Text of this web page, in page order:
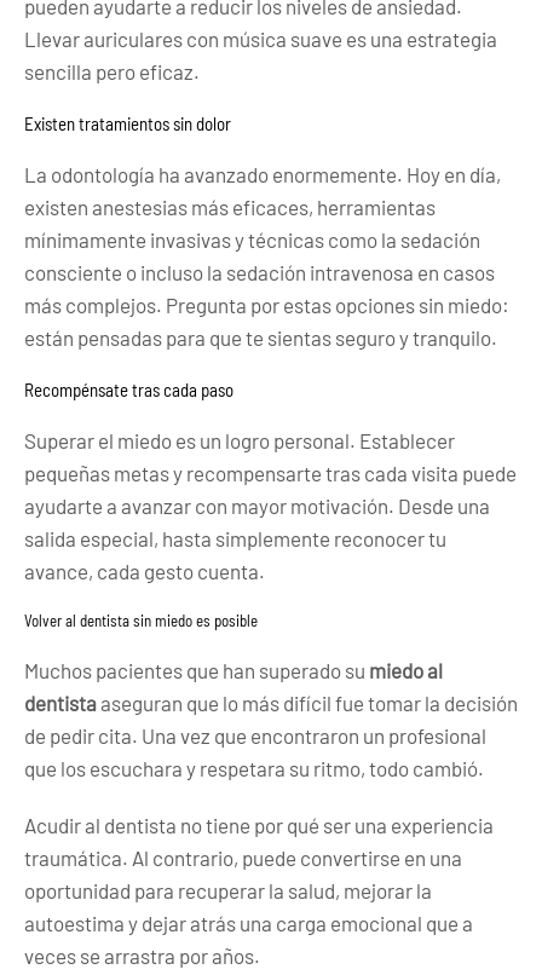
pueden ayudarte a reducir los niveles de ansiedad.
Llevar auriculares con música suave es una estrategia
sencilla pero eficaz.
Existen tratamientos sin dolor
La odontología ha avanzado enormemente. Hoy en día,
existen anestesias más eficaces, herramientas
mínimamente invasivas y técnicas como la sedación
consciente o incluso la sedación intravenosa en casos
más complejos. Pregunta por estas opciones sin miedo:
están pensadas para que te sientas seguro y tranquilo.
Recompénsate tras cada paso
Superar el miedo es un logro personal. Establecer
pequeñas metas y recompensarte tras cada visita puede
ayudarte a avanzar con mayor motivación. Desde una
salida especial, hasta simplemente reconocer tu
avance, cada gesto cuenta.
Volver al dentista sin miedo es posible
Muchos pacientes que han superado su miedo al
dentistaaseguran que lo más difícil fue tomar la decisión
de pedir cita. Una vez que encontraron un profesional
que los escuchara y respetara su ritmo, todo cambió.
Acudir al dentista no tiene por qué ser una experiencia
traumática. Al contrario, puede convertirse en una
oportunidad para recuperar la salud, mejorar la
autoestima y dejar atrás una carga emocional que a
veces se arrastra por años.